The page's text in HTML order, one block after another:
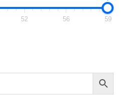
52 56 59